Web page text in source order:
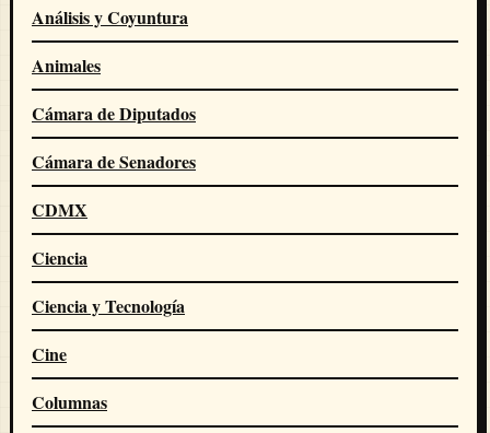
Análisis y Coyuntura
Animales
Cámara de Diputados
Cámara de Senadores
CDMX
Ciencia
Ciencia y Tecnología
Cine
Columnas